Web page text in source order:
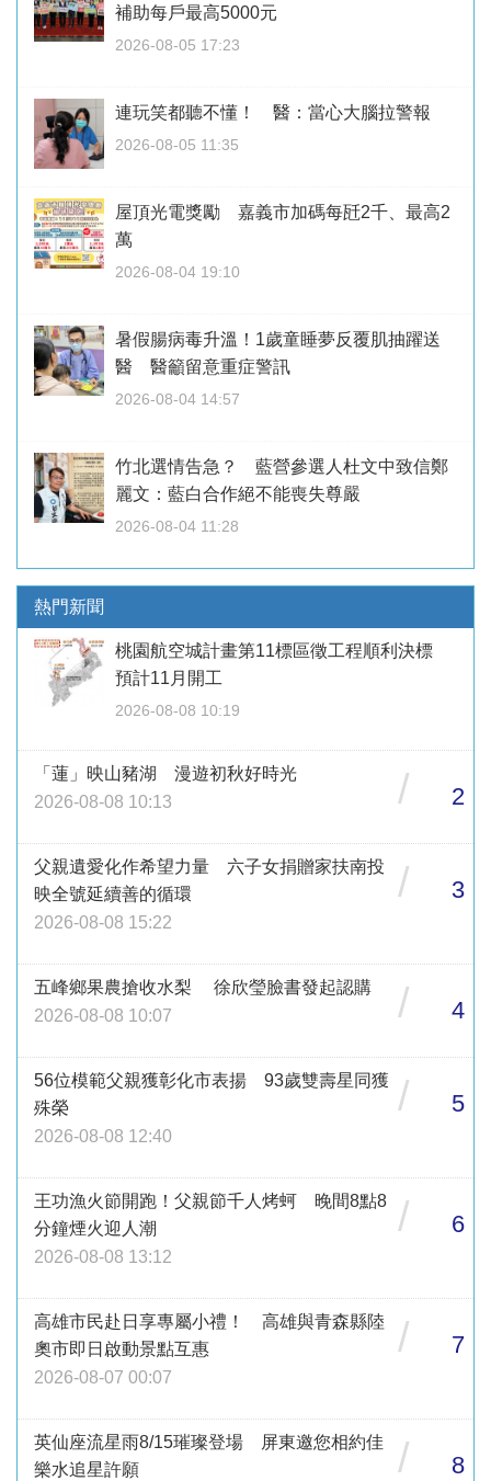
補助每戶最高5000元
2026-08-05 17:23
連玩笑都聽不懂！ 醫：當心大腦拉警報
2026-08-05 11:35
屋頂光電獎勵 嘉義市加碼每瓩2千、最高2
萬
2026-08-04 19:10
暑假腸病毒升溫！1歲童睡夢反覆肌抽躍送
醫 醫籲留意重症警訊
2026-08-04 14:57
竹北選情告急？ 藍營參選人杜文中致信鄭
麗文：藍白合作絕不能喪失尊嚴
2026-08-04 11:28
熱門新聞
桃園航空城計畫第11標區徵工程順利決標
預計11月開工
2026-08-08 10:19
「蓮」映山豬湖 漫遊初秋好時光
2026-08-08 10:13
/ 2
父親遺愛化作希望力量 六子女捐贈家扶南投
映全號延續善的循環
2026-08-08 15:22
/ 3
五峰鄉果農搶收水梨 徐欣瑩臉書發起認購
2026-08-08 10:07
/ 4
56位模範父親獲彰化市表揚 93歲雙壽星同獲
殊榮
2026-08-08 12:40
/ 5
王功漁火節開跑！父親節千人烤蚵 晚間8點8
分鐘煙火迎人潮
2026-08-08 13:12
/ 6
高雄市民赴日享專屬小禮！ 高雄與青森縣陸
奧市即日啟動景點互惠
2026-08-07 00:07
/ 7
英仙座流星雨8/15璀璨登場 屏東邀您相約佳
樂水追星許願
/ 8